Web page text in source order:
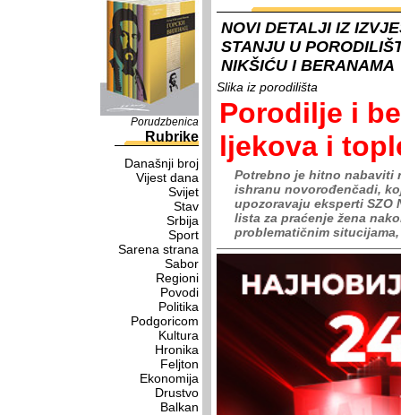
Porudzbenica
Rubrike
Današnji broj
Vijest dana
Svijet
Stav
Srbija
Sport
Sarena strana
Sabor
Regioni
Povodi
Politika
Podgoricom
Kultura
Hronika
Feljton
Ekonomija
Drustvo
Balkan
NOVI DETALJI IZ
STANJU U
NIKŠIĆU I BERANAMA
Slika iz porodilišta
Porodilje i
ljekova i
Potrebno je hitno nabaviti
ishranu novorođenčadi,
upozoravaju eksperti SZO
lista za praćenje žena
problematičnim